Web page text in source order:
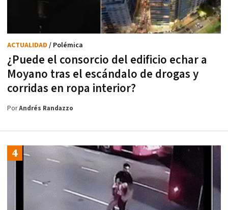
¿Puede el consorcio del edificio echar a
Moyano tras el escándalo de drogas y
corridas en ropa interior?
ACTUALIDAD / Polémica
PorAndrés Randazzo